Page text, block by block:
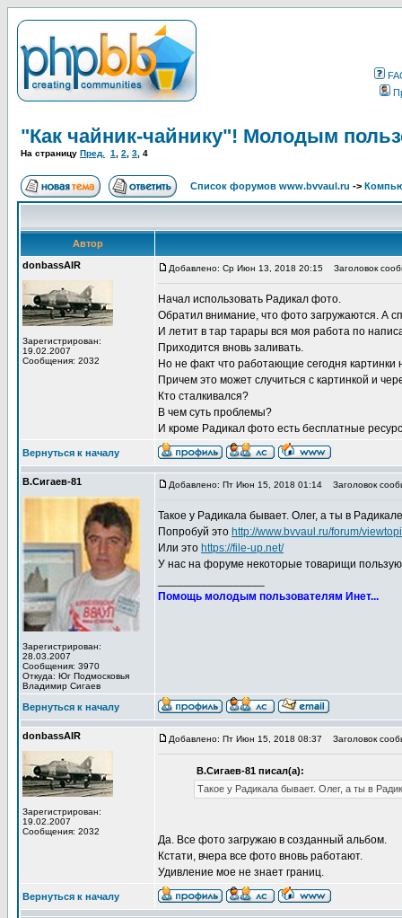
"Как чайник-чайнику"! Молодым
На страницу Пред. 1 2 3 4
Список форумов www.bvvaul.ru ->
Автор
donbassAIR
Зарегистрирован:
19.02.2007
Сообщения: 2032
Добавлено: Ср Июн 13, 2018 20:15 Заголовок
Начал использовать Радикал фото.
Обратил внимание, что фото загружаются.
И летит в тар тарары вся моя работа по
Приходится вновь заливать.
Но не факт что работающие сегодня картинки
Причем это может случиться с картинкой и
Кто сталкивался?
В чем суть проблемы?
И кроме Радикал фото есть бесплатные
Вернуться к началу
В.Сигаев-81
Зарегистрирован:
28.03.2007
Сообщения: 3970
Откуда: Юг Подмосковья
Владимир Сигаев
Добавлено: Пт Июн 15, 2018 01:14 Заголовок
Такое у Радикала бывает. Олег, а ты в
Попробуй это http://www.bvvaul.ru/forum/
Или это https://file-up.net/
У нас на форуме некоторые товарищи
Помощь молодым пользователям Инет...
Вернуться к началу
donbassAIR
Зарегистрирован:
19.02.2007
Сообщения: 2032
Добавлено: Пт Июн 15, 2018 08:37 Заголовок
В.Сигаев-81 писал(а):
Такое у Радикала бывает. Олег, а ты в
Да. Все фото загружаю в созданный альбом.
Кстати, вчера все фото вновь работают.
Удивление мое не знает границ.
Вернуться к началу